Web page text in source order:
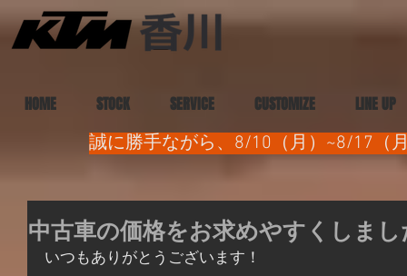
HOME STOCK SERVICE CUSTOMIZE LINE UP
誠に勝手ながら、8/10（月）~8/17（
中古車の価格をお求めやすくしまし
いつもありがとうございます！